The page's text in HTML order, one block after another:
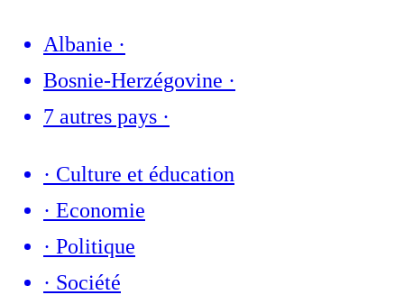
Albanie ·
Bosnie-Herzégovine ·
7 autres pays ·
· Culture et éducation
· Economie
· Politique
· Société